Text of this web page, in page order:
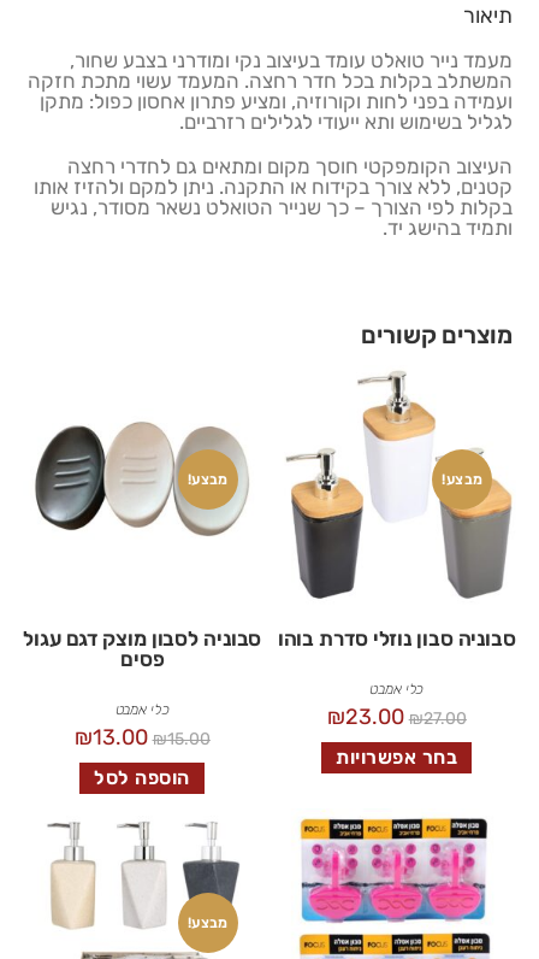
תיאור
מעמד נייר טואלט עומד בעיצוב נקי ומודרני בצבע שחור,
המשתלב בקלות בכל חדר רחצה. המעמד עשוי מתכת חזקה
ועמידה בפני לחות וקורוזיה, ומציע פתרון אחסון כפול: מתקן
לגליל בשימוש ותא ייעודי לגלילים רזרביים.
העיצוב הקומפקטי חוסך מקום ומתאים גם לחדרי רחצה
קטנים, ללא צורך בקידוח או התקנה. ניתן למקם ולהזיז אותו
בקלות לפי הצורך – כך שנייר הטואלט נשאר מסודר, נגיש
ותמיד בהישג יד.
מוצרים קשורים
מבצע!
סבוניה סבון נוזלי סדרת בוהו
כלי אמבט
₪27.00
₪23.00
בחר אפשרויות
מבצע!
סבוניה לסבון מוצק דגם עגול
פסים
כלי אמבט
₪15.00
₪13.00
הוספה לסל
מבצע!